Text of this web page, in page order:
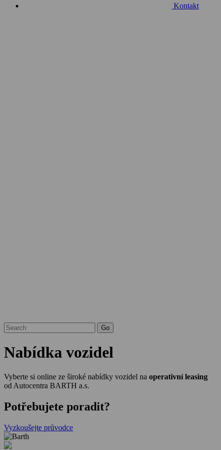
Kontakt
Nabídka vozidel
Vyberte si online ze široké nabídky vozidel na operativní leasing
od Autocentra BARTH a.s.
Potřebujete poradit?
Vyzkoušejte průvodce